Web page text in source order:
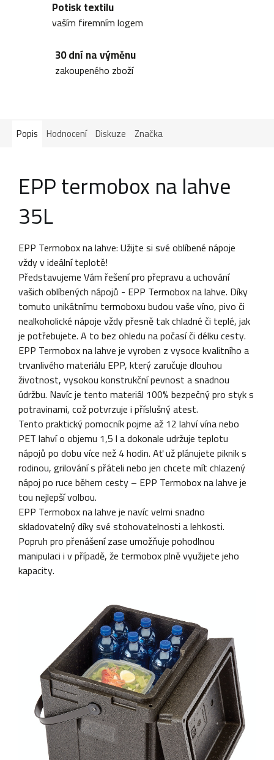
Potisk textilu
vaším firemním logem
30 dní na výměnu
zakoupeného zboží
Popis Hodnocení Diskuze Značka
EPP termobox na lahve
35L
EPP Termobox na lahve: Užijte si své oblíbené nápoje
vždy v ideální teplotě!
Představujeme Vám řešení pro přepravu a uchování
vašich oblíbených nápojů - EPP Termobox na lahve. Díky
tomuto unikátnímu termoboxu budou vaše víno, pivo či
nealkoholické nápoje vždy přesně tak chladné či teplé, jak
je potřebujete. A to bez ohledu na počasí či délku cesty.
EPP Termobox na lahve je vyroben z vysoce kvalitního a
trvanlivého materiálu EPP, který zaručuje dlouhou
životnost, vysokou konstrukční pevnost a snadnou
údržbu. Navíc je tento materiál 100% bezpečný pro styk s
potravinami, což potvrzuje i příslušný atest.
Tento praktický pomocník pojme až 12 lahví vína nebo
PET lahví o objemu 1,5 l a dokonale udržuje teplotu
nápojů po dobu více než 4 hodin. Ať už plánujete piknik s
rodinou, grilování s přáteli nebo jen chcete mít chlazený
nápoj po ruce během cesty – EPP Termobox na lahve je
tou nejlepší volbou.
EPP Termobox na lahve je navíc velmi snadno
skladovatelný díky své stohovatelnosti a lehkosti.
Popruh pro přenášení zase umožňuje pohodlnou
manipulaci i v případě, že termobox plně využijete jeho
kapacity.